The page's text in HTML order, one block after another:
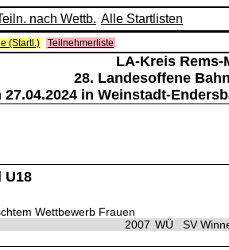
nach Wettb. Alle Startlisten
(Startl.) Teilnehmerliste
LA-Kreis Rems-
28. Landesoffene
27.04.2024 in Weinstadt-
U18
Wettbewerb Frauen
2007 WÜ SV